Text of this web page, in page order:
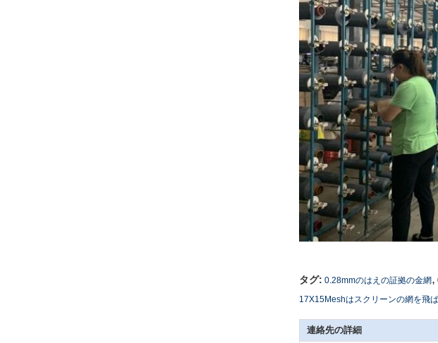
タグ: 0.28mmのはえの証拠の金網,
17X15Meshはスクリーンの網を飛
連絡先の詳細